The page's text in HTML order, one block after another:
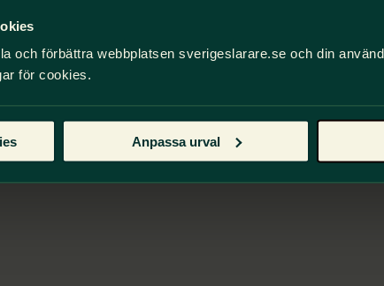
och förbättra webbplatsen sverigeslarare.se och din
för cookies.
Anpassa urval